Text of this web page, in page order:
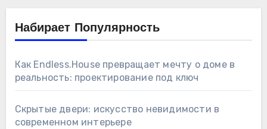
Набирает Популярность
Как Endless.House превращает мечту о доме в
реальность: проектирование под ключ
Скрытые двери: искусство невидимости в
современном интерьере